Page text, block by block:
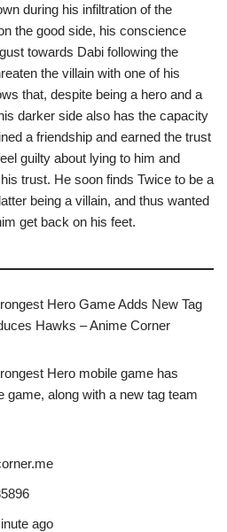
during his infiltration of the
the good side, his conscience
towards Dabi following the
the villain with one of his
that, despite being a hero and a
darker side also has the capacity
a friendship and earned the trust
guilty about lying to him and
trust. He soon finds Twice to be a
being a villain, and thus wanted
get back on his feet.
Hero Game Adds New Tag
Hawks – Anime Corner
Hero mobile game has
game, along with a new tag team
ago